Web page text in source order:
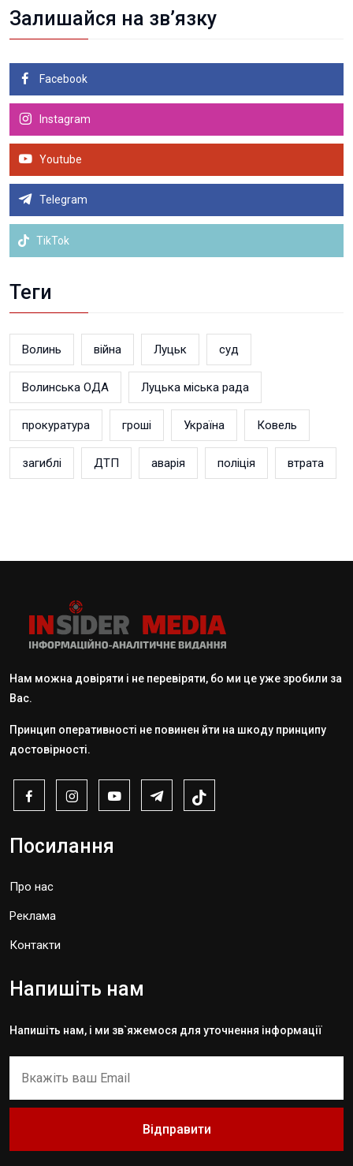
Залишайся на зв’язку
Facebook
Instagram
Youtube
Telegram
TikTok
Теги
Волинь війна Луцьк суд
Волинська ОДА Луцька міська рада
прокуратура гроші Україна Ковель
загиблі ДТП аварія поліція втрата
Нам можна довіряти і не перевіряти, бо ми це уже зробили за
Вас.
Принцип оперативності не повинен йти на шкоду принципу
достовірності.
Посилання
Про нас
Реклама
Контакти
Напишіть нам
Напишіть нам, і ми зв`яжемося для уточнення інформації
Відправити